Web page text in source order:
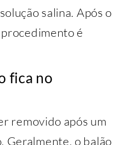
salina. Após o
é
fica no
removido após um
Geralmente, o balão